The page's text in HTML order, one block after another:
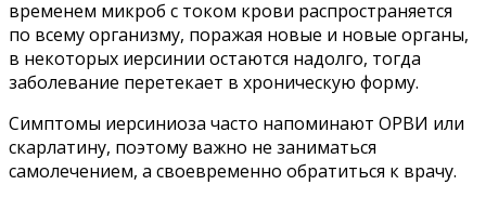
временем микроб с током крови распространяется
по всему организму, поражая новые и новые органы,
в некоторых иерсинии остаются надолго, тогда
заболевание перетекает в хроническую форму.
Симптомы иерсиниоза часто напоминают ОРВИ или
скарлатину, поэтому важно не заниматься
самолечением, а своевременно обратиться к врачу.